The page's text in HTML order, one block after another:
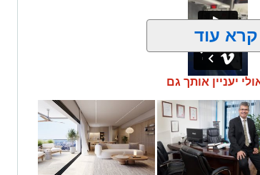
אירוע חמור ומפחיד התרחש בקו 881 בנסיעה מאשדוד למודיעין, לאחר שוויכוח
פורסמו לראשונה בקבוצות חמ"ל אשדוד.
במהלך הנסיעה על אחד הנוסעים, איבד
את שמשת האוטובוס.
ולרגעים של אימה בתוך כלי הרכב. ילדים
קרא עוד
יעניין אותך גם